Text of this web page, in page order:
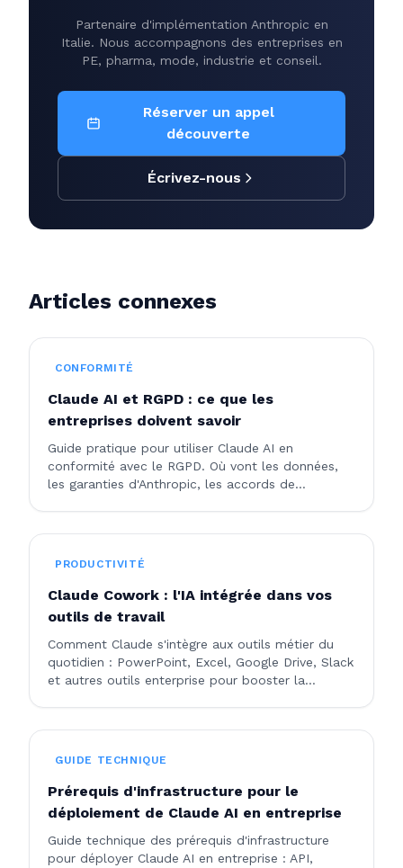
Partenaire d'implémentation Anthropic en
Italie. Nous accompagnons des entreprises en
PE, pharma, mode, industrie et conseil.
Réserver un appel
découverte
Écrivez-nous
Articles connexes
CONFORMITÉ
Claude AI et RGPD : ce que les
entreprises doivent savoir
Guide pratique pour utiliser Claude AI en
conformité avec le RGPD. Où vont les données,
les garanties d'Anthropic, les accords de
PRODUCTIVITÉ
Claude Cowork : l'IA intégrée dans vos
outils de travail
Comment Claude s'intègre aux outils métier du
quotidien : PowerPoint, Excel, Google Drive, Slack
et autres outils enterprise pour booster la
GUIDE TECHNIQUE
Prérequis d'infrastructure pour le
déploiement de Claude AI en entreprise
Guide technique des prérequis d'infrastructure
pour déployer Claude AI en entreprise : API,